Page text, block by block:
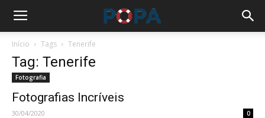
Início Tags Tenerife
Tag: Tenerife
Fotografia
Fotografias Incríveis
30/04/2020 0